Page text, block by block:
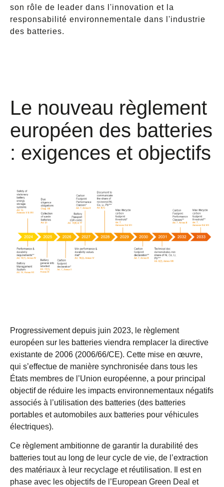
son rôle de leader dans l'innovation et la
responsabilité environnementale dans l'industrie
des batteries.
Le nouveau règlement
européen des batteries
: exigences et objectifs
Progressivement depuis juin 2023, le règlement
européen sur les batteries viendra remplacer la directive
existante de 2006 (2006/66/CE). Cette mise en œuvre,
qui s’effectue de manière synchronisée dans tous les
États membres de l’Union européenne, a pour principal
objectif de réduire les impacts environnementaux négatifs
associés à l’utilisation des batteries (des batteries
portables et automobiles aux batteries pour véhicules
électriques).
Ce règlement ambitionne de garantir la durabilité des
batteries tout au long de leur cycle de vie, de l’extraction
des matériaux à leur recyclage et réutilisation. Il est en
phase avec les objectifs de l’European Green Deal et